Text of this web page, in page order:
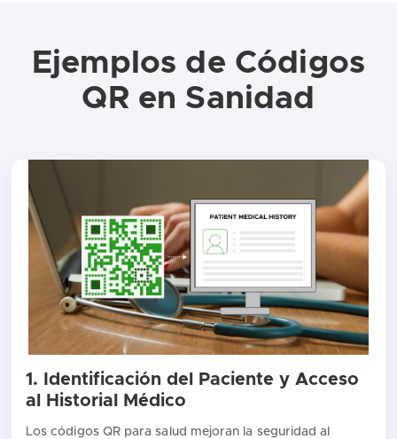
Ejemplos de Códigos
QR en Sanidad
1. Identificación del Paciente y Acceso
al Historial Médico
Los códigos QR para salud mejoran la seguridad al